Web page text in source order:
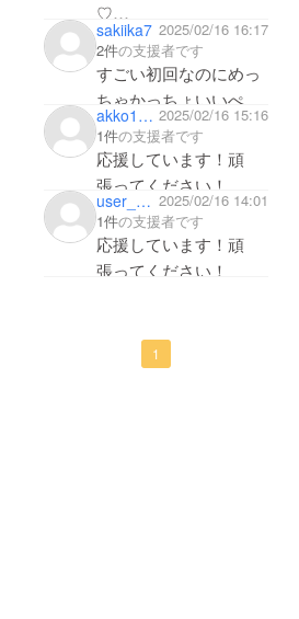
♡
、素敵なプロジェクト
応援してるよ📣♡
いつか沖縄いったら、
ラクダくんに会いに行
くね😍
okaymaより応援して
ます♡
sakiika7 2025/02/16 16:17
2件の支援者です
すごい初回なのにめっ
ちゃかっちょいいぺー
じ！さすがすぎるー！
ありがとー！！がんば
ろー！
akko1218 2025/02/16 15:16
1件の支援者です
応援しています！頑
張ってください！
user_56be64af2b14 2025/02/16 14:01
1件の支援者です
応援しています！頑
張ってください！
1